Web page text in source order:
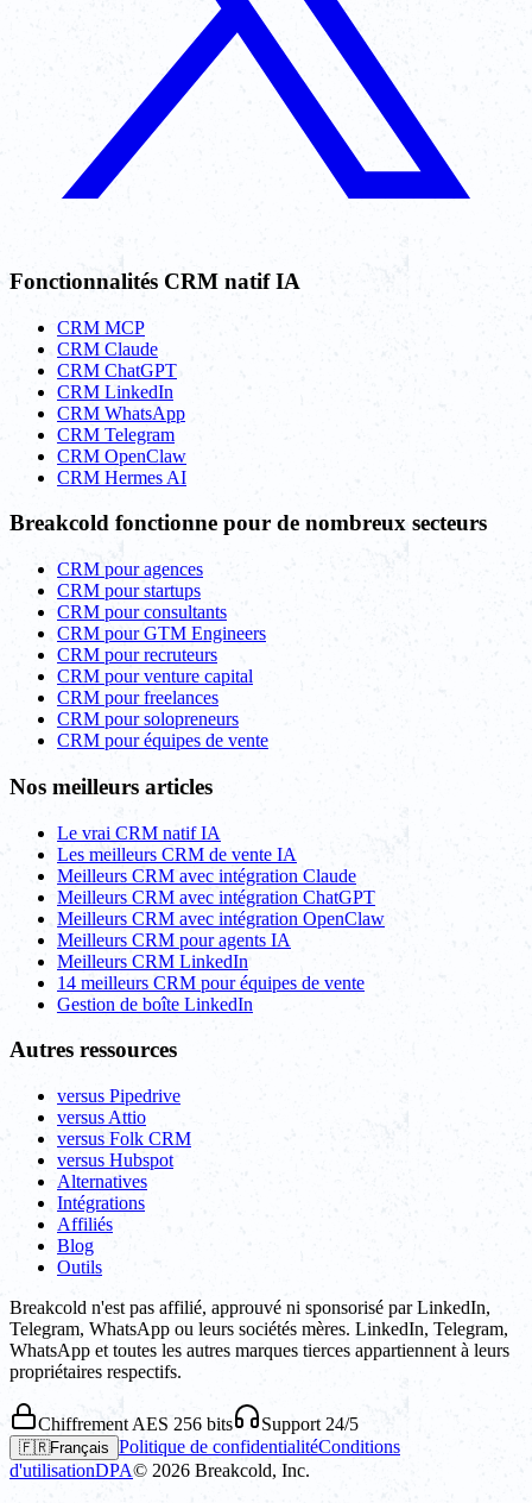
Fonctionnalités CRM natif IA
CRM MCP
CRM Claude
CRM ChatGPT
CRM LinkedIn
CRM WhatsApp
CRM Telegram
CRM OpenClaw
CRM Hermes AI
Breakcold fonctionne pour de nombreux secteurs
CRM pour agences
CRM pour startups
CRM pour consultants
CRM pour GTM Engineers
CRM pour recruteurs
CRM pour venture capital
CRM pour freelances
CRM pour solopreneurs
CRM pour équipes de vente
Nos meilleurs articles
Le vrai CRM natif IA
Les meilleurs CRM de vente IA
Meilleurs CRM avec intégration Claude
Meilleurs CRM avec intégration ChatGPT
Meilleurs CRM avec intégration OpenClaw
Meilleurs CRM pour agents IA
Meilleurs CRM LinkedIn
14 meilleurs CRM pour équipes de vente
Gestion de boîte LinkedIn
Autres ressources
versus Pipedrive
versus Attio
versus Folk CRM
versus Hubspot
Alternatives
Intégrations
Affiliés
Blog
Outils
Breakcold n'est pas affilié, approuvé ni sponsorisé par LinkedIn,
Telegram, WhatsApp ou leurs sociétés mères. LinkedIn, Telegram,
WhatsApp et toutes les autres marques tierces appartiennent à leurs
propriétaires respectifs.
Chiffrement AES 256 bits Support 24/5
🇫🇷Français Politique de confidentialitéConditions
d'utilisationDPA© 2026 Breakcold, Inc.